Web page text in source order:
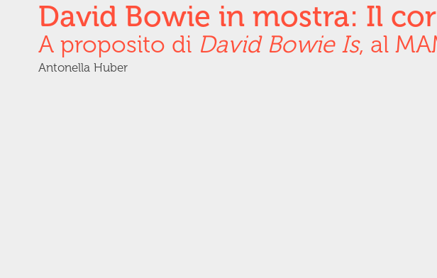
David Bowie in mostra: Il
A proposito di David Bowie Is, al
Antonella Huber